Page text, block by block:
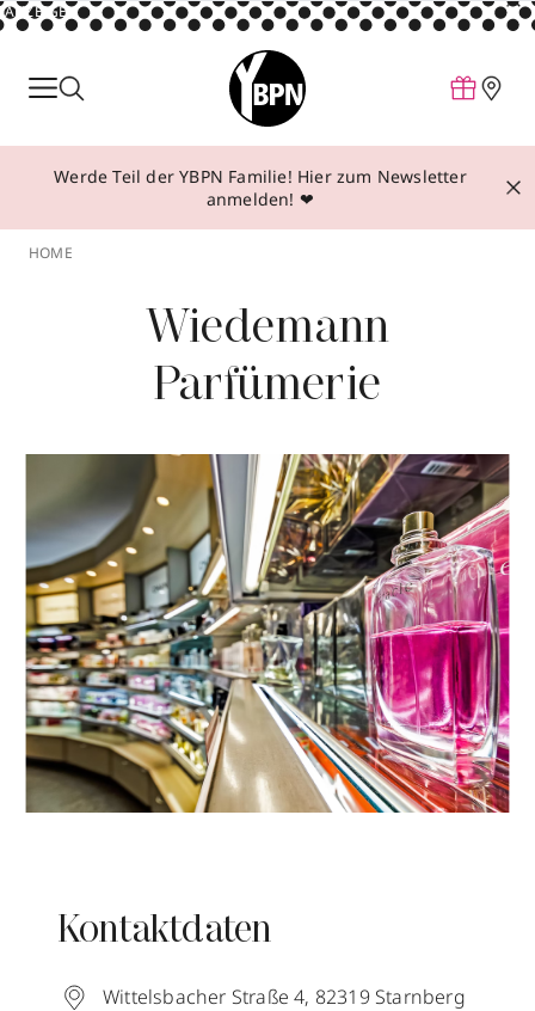
ANZEIGE
Parfum
Make-up
Behandlungen
Über YBPN
Aktionen
Werde Teil der YBPN Familie! Hier zum Newsletter
anmelden! ❤
HOME
Wiedemann
Parfümerie
Kontaktdaten
Wittelsbacher Straße 4, 82319 Starnberg